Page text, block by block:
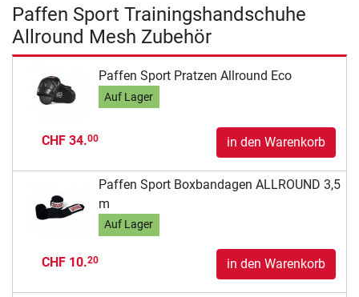
Paffen Sport Trainingshandschuhe
Allround Mesh Zubehör
Paffen Sport Pratzen Allround Eco
Auf Lager
CHF 34.00 in den Warenkorb
Paffen Sport Boxbandagen ALLROUND 3,5
m
Auf Lager
CHF 10.20 in den Warenkorb